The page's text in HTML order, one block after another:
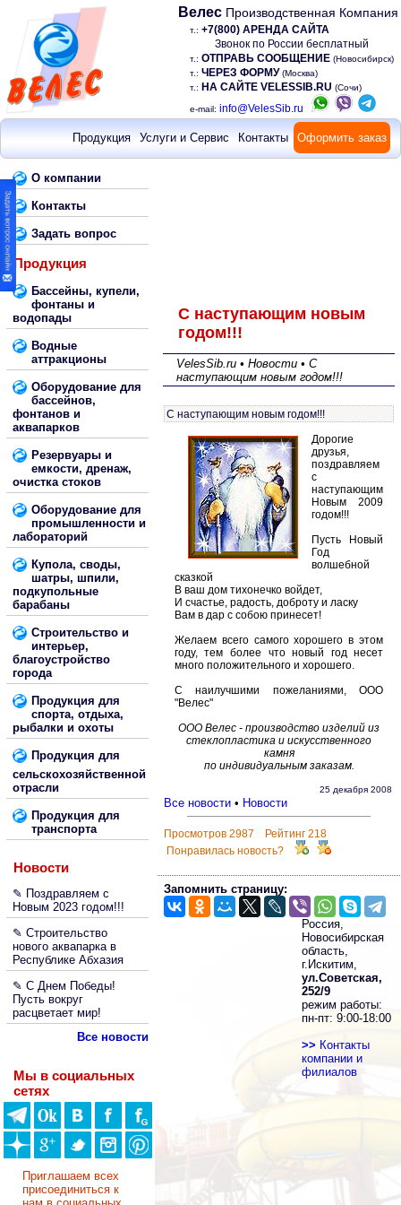
Велес Производственная Компания
т.: +7(800) АРЕНДА САЙТА
Звонок по России бесплатный
т.: ОТПРАВЬ СООБЩЕНИЕ (Новосибирск)
т.: ЧЕРЕЗ ФОРМУ (Москва)
т.: НА САЙТЕ VELESSIB.RU (Сочи)
e-mail: info@VelesSib.ru
Продукция Услуги и Сервис Контакты Оформить заказ
О компании
Контакты
Задать вопрос
Продукция
Бассейны, купели,
фонтаны и
водопады
Водные
аттракционы
Оборудование для
бассейнов,
фонтанов и
аквапарков
Резервуары и
емкости, дренаж,
очистка стоков
Оборудование для
промышленности и
лабораторий
Купола, своды,
шатры, шпили,
подкупольные
барабаны
Строительство и
интерьер,
благоустройство
города
Продукция для
спорта, отдыха,
рыбалки и охоты
Продукция для
сельскохозяйственной
отрасли
Продукция для
транспорта
Новости
✎ Поздравляем с
Новым 2023 годом!!!
✎ Строительство
нового аквапарка в
Республике Абхазия
✎ С Днем Победы!
Пусть вокруг
расцветает мир!
Все новости
Мы в социальных
сетях
Приглашаем всех
присоединиться к
C наступающим новым
годом!!!
VelesSib.ru • Новости • C
наступающим новым годом!!!
C наступающим новым годом!!!
Дорогие
друзья,
поздравляем
с
наступающим
Новым 2009
годом!!!
Пусть Новый
Год
волшебной
сказкой
В ваш дом тихонечко войдет,
И счастье, радость, доброту и ласку
Вам в дар с собою принесет!
Желаем всего самого хорошего в этом
году, тем более что новый год несет
много положительного и хорошего.
С наилучшими пожеланиями, ООО
"Велес"
ООО Велес - производство изделий из
стеклопластика и искусственного
камня
по индивидуальным заказам.
25 декабря 2008
Все новости• Новости
Просмотров 2987 Рейтинг 218
Понравилась новость?
Запомнить страницу:
Россия,
Новосибирская
область,
г.Искитим,
ул.Советская,
252/9
режим работы:
пн-пт: 9:00-18:00
>> Контакты
компании и
филиалов